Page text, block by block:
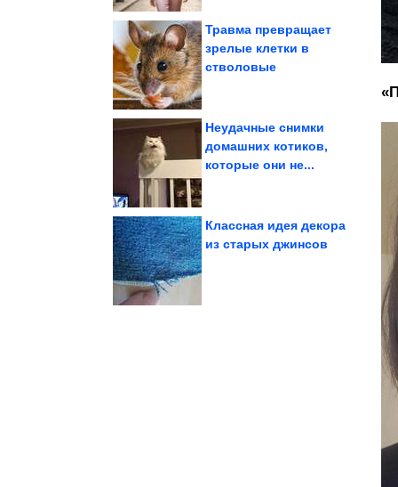
Травма превращает
зрелые клетки в
стволовые
Неудачные снимки
домашних котиков,
которые они не...
Заброшенные печи —
Классная идея декора
из старых джинсов
Фото из отеля, где